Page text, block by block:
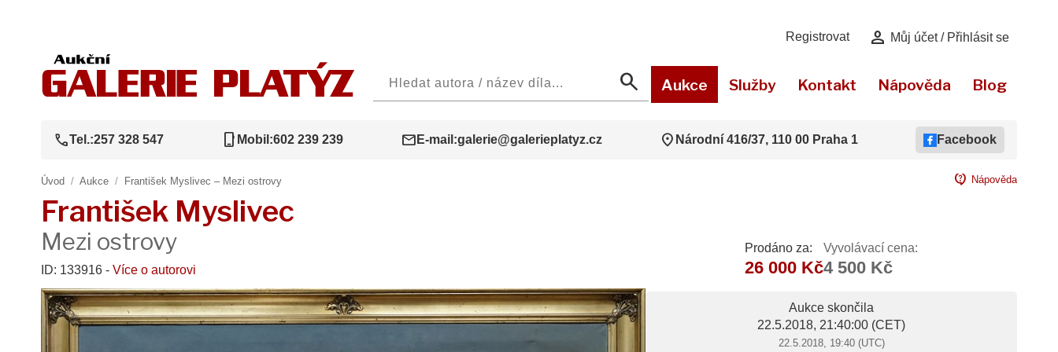
Registrovat person Můj účet / Přihlásit se
search Aukce Služby Kontakt Nápověda Blog
callTel.:257 328 547 phone_iphone Mobil:602 239 239 mail E-mail:galerie@galerieplatyz.cz location_on Národní 416/37, 110 00 Praha 1 Facebook
Úvod / Aukce / František Myslivec – Mezi ostrovy contact_support Nápověda
František Myslivec
Mezi ostrovy
ID: 133916 - Více o autorovi
Prodáno za:
26 000 Kč
Vyvolávací cena:
4 500 Kč
Aukce skončila
22.5.2018, 21:40:00 (CET)
22.5.2018, 19:40 (UTC)